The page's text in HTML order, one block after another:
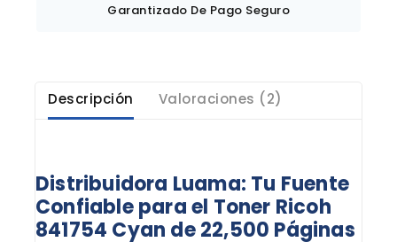
Garantizado De Pago Seguro
Descripción Valoraciones (2)
Distribuidora Luama: Tu Fuente
Confiable para el Toner Ricoh
841754 Cyan de 22,500 Páginas